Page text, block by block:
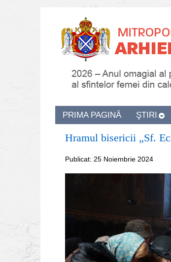
PRIMA PAGINĂ ŞTIRI
Hramul bisericii „Sf.
Publicat: 25 Noiembrie 2024